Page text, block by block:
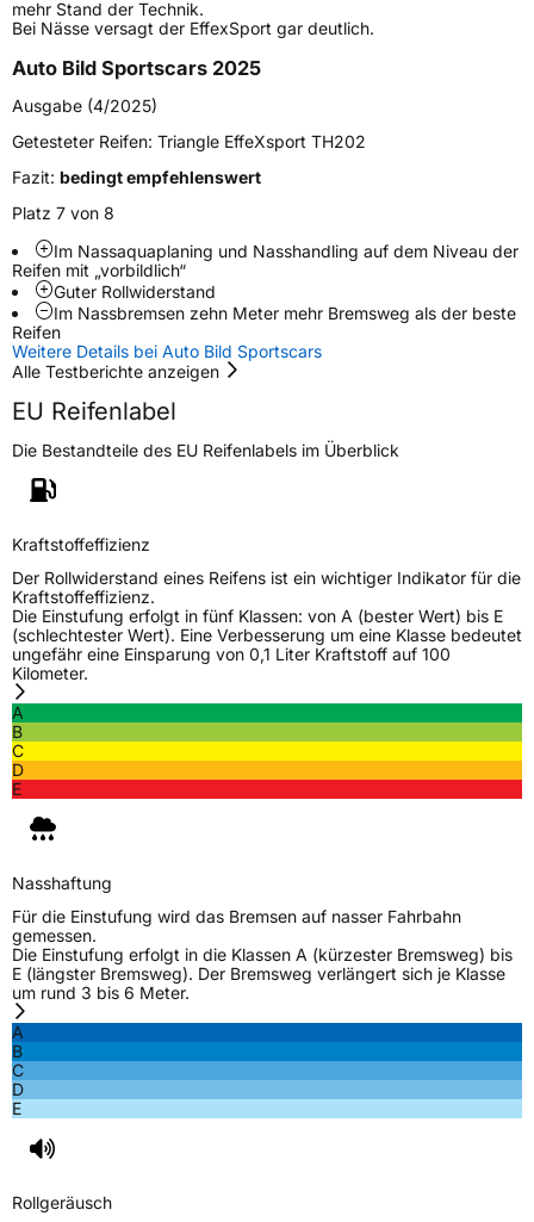
ZustandNeureifen
VerstärktXL
FelgenschutzFSL
EU Label
EffizienzC
NasshaftungA
Rollgeräusch (Klasse)B
Rollgeräusch (dB)73
FahrzeugklasseC1
EPREL ID1391038
Allgemeine Produktsicherheit (GPSR)
Herstellerkontakt
mirco.spiniella@triangle.com.cn
mehr Stand der Technik.
Bei Nässe versagt der EffexSport gar deutlich.
Auto Bild Sportscars 2025
Ausgabe (4/2025)
Getesteter Reifen: Triangle EffeXsport TH202
Fazit: bedingt empfehlenswert
Platz 7 von 8
Im Nassaquaplaning und Nasshandling auf dem Niveau der
Reifen mit „vorbildlich“
Guter Rollwiderstand
Im Nassbremsen zehn Meter mehr Bremsweg als der beste
Reifen
Weitere Details bei Auto Bild Sportscars
Alle Testberichte anzeigen
EU Reifenlabel
Die Bestandteile des EU Reifenlabels im Überblick
Kraftstoffeffizienz
Der Rollwiderstand eines Reifens ist ein wichtiger Indikator für die
Kraftstoffeffizienz.
Die Einstufung erfolgt in fünf Klassen: von A (bester Wert) bis E
(schlechtester Wert). Eine Verbesserung um eine Klasse bedeutet
ungefähr eine Einsparung von 0,1 Liter Kraftstoff auf 100
Kilometer.
A
B
C
D
E
Nasshaftung
Für die Einstufung wird das Bremsen auf nasser Fahrbahn
gemessen.
Die Einstufung erfolgt in die Klassen A (kürzester Bremsweg) bis
E (längster Bremsweg). Der Bremsweg verlängert sich je Klasse
um rund 3 bis 6 Meter.
A
B
C
D
E
Rollgeräusch